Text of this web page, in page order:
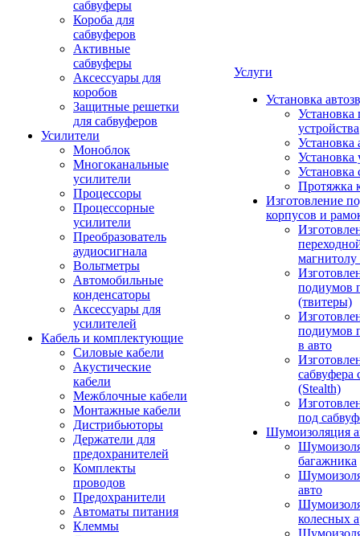
сабвуферы
Короба для
сабвуферов
Активные
сабвуферы
Аксессуары для
коробов
Защитные решетки
для сабвуферов
Усилители
Моноблок
Многоканальные
усилители
Процессоры
Процессорные
усилители
Преобразователь
аудиосигнала
Вольтметры
Автомобильные
конденсаторы
Аксессуары для
усилителей
Кабель и комплектующие
Силовые кабели
Акустические
кабели
Межблочные кабели
Монтажные кабели
Дистрибьюторы
Держатели для
предохранителей
Комплекты
проводов
Предохранители
Автоматы питания
Клеммы
Услуги
Установка
Установка
устройства
Установка
Установка
Установка
Протяжка
Изготовление
корпусов и
подиумов
(твитеры)
подиумов
в авто
сабвуфера
(Stealth)
под
Шумоизоляция
багажника
авто
колесных